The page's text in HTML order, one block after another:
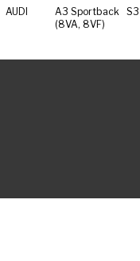
AUDI
A3 Sportback
(8VA, 8VF)